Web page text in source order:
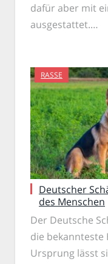
dafür aber mit
ausgestattet.…
RASSE
Deutscher
des Menschen
Der Deutsche
die bekannteste
Ursprung lässt